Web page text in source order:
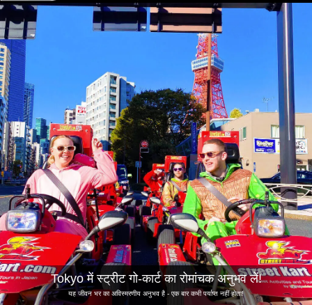
TOP
बुकिंग
शाखा बदलें
टोक्यो शिनागावा #1 टोक्यो अकीहबारा#1
टोक्यो अकीहबारा#2 टोक्यो शिबुया
टोक्यो शिबुया एनेक्स टोक्यो बे
टोक्यो असाकुसा ओसाका
ओकिनावा
Tokyo में स्ट्रीट गो-कार्ट का रोमांचक अनुभव लें!
यह जीवन भर का अविस्मरणीय अनुभव है - एक बार कभी पर्याप्त नहीं होता!